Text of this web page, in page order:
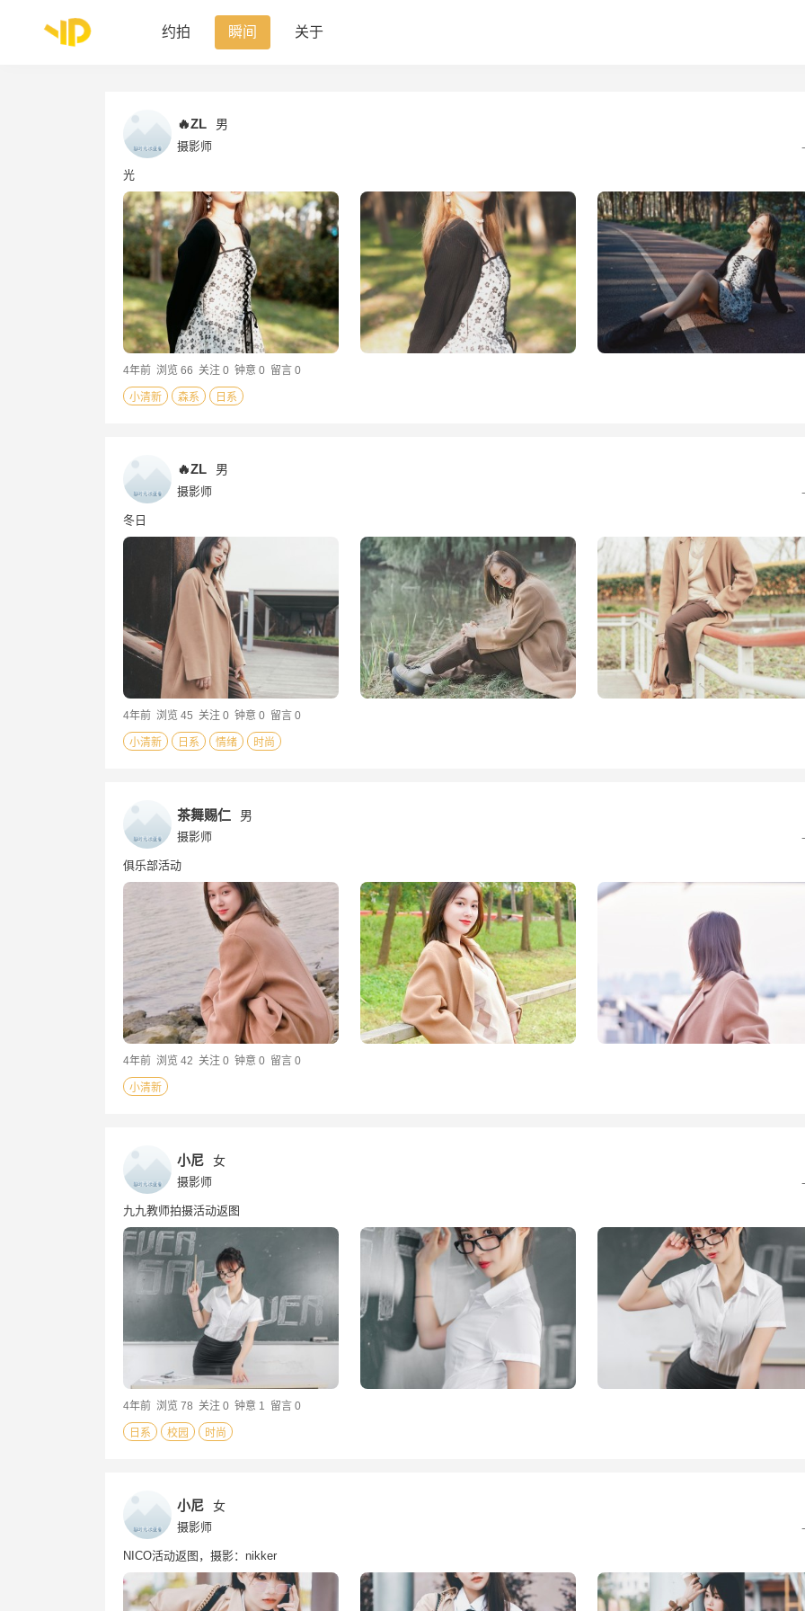
约拍 瞬间 关于
🔥ZL 男
摄影师
光
4年前 浏览 66 关注 0 钟意 0 留言 0
小清新 森系 日系
🔥ZL 男
摄影师
冬日
4年前 浏览 45 关注 0 钟意 0 留言 0
小清新 日系 情绪 时尚
茶舞赐仁 男
摄影师
俱乐部活动
4年前 浏览 42 关注 0 钟意 0 留言 0
小清新
小尼 女
摄影师
九九教师拍摄活动返图
4年前 浏览 78 关注 0 钟意 1 留言 0
日系 校园 时尚
小尼 女
摄影师
NICO活动返图，摄影：nikker